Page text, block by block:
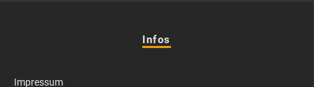
Infos
Impressum